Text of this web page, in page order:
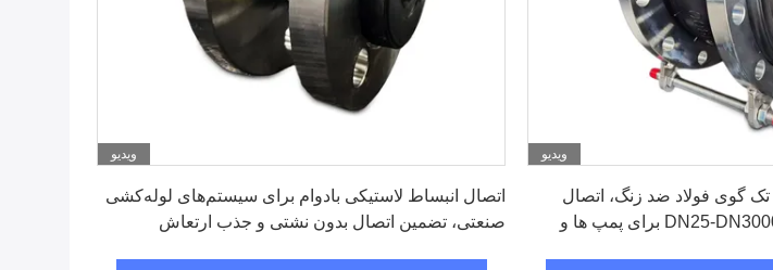
ویدیو
تک گوی فولاد ضد زنگ، اتصال
لاستیکی انعطاف پذیر DN25-DN3000 برای پمپ ها و
ویدیو
اتصال انبساط لاستیکی بادوام برای سیستم‌های لوله‌کشی
صنعتی، تضمین اتصال بدون نشتی و جذب ارتعاش